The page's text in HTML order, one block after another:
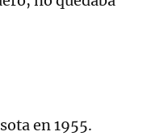
en 1955.